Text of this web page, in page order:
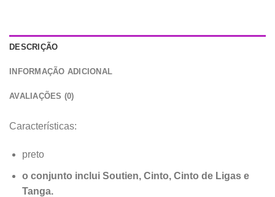
DESCRIÇÃO
INFORMAÇÃO ADICIONAL
AVALIAÇÕES (0)
Características:
preto
o conjunto inclui Soutien, Cinto, Cinto de Ligas e
Tanga.